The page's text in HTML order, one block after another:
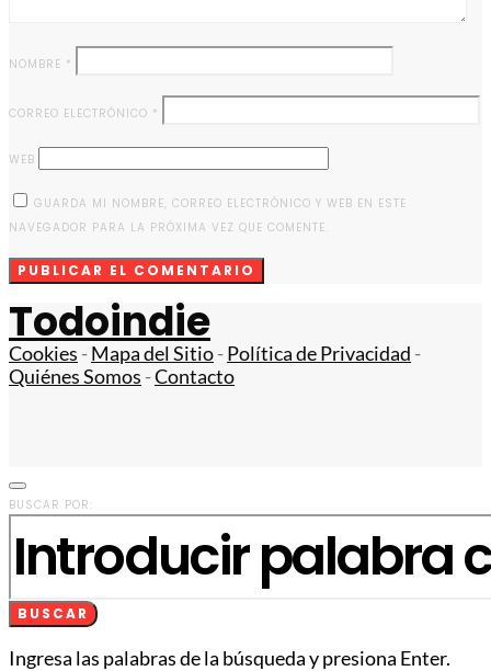
NOMBRE *
CORREO ELECTRÓNICO *
WEB
GUARDA MI NOMBRE, CORREO ELECTRÓNICO Y WEB EN ESTE
NAVEGADOR PARA LA PRÓXIMA VEZ QUE COMENTE.
Todoindie
Cookies -Mapa del Sitio-Política de Privacidad -
Quiénes Somos -Contacto
BUSCAR POR:
BUSCAR
Ingresa las palabras de la búsqueda y presiona Enter.